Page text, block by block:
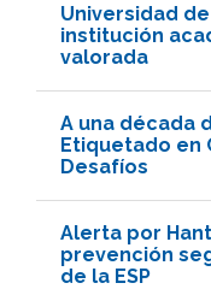
Universidad
institución
valorada
A una década
Etiquetado en
Desafíos
Alerta por
prevención
de la ESP